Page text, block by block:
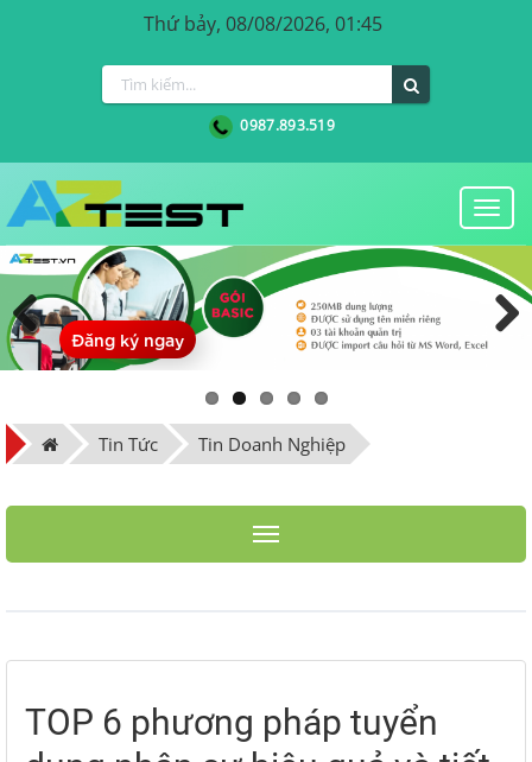
Thứ bảy, 08/08/2026, 01:45
0987.893.519
Đăng ký ngay
Previous Next
Tin Tức Tin Doanh Nghiệp
Toggle navigation
TOP 6 phương pháp tuyển